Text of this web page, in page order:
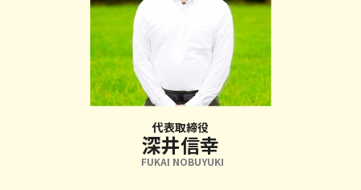
代表取締役
深井信幸
FUKAI NOBUYUKI